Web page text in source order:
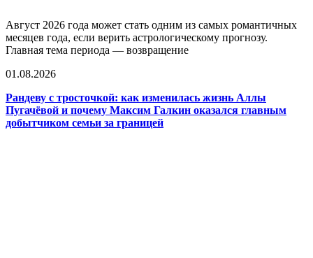
Август 2026 года может стать одним из самых романтичных
месяцев года, если верить астрологическому прогнозу.
Главная тема периода — возвращение
01.08.2026
Рандеву с тросточкой: как изменилась жизнь Аллы
Пугачёвой и почему Максим Галкин оказался главным
добытчиком семьи за границей